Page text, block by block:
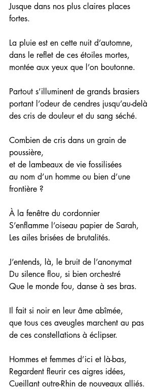
Jusque dans nos plus claires places
fortes.
La pluie est en cette nuit d’automne,
dans le reflet de ces étoiles mortes,
montée aux yeux que l’on boutonne.
Partout s’illuminent de grands brasiers
portant l’odeur de cendres jusqu’au-delà
des cris de douleur et du sang séché.
Combien de cris dans un grain de
poussière,
et de lambeaux de vie fossilisées
au nom d’un homme ou bien d’une
frontière ?
À la fenêtre du cordonnier
S’enflamme l’oiseau papier de Sarah,
Les ailes brisées de brutalités.
J’entends, là, le bruit de l’anonymat
Du silence flou, si bien orchestré
Que le monde fou, danse à ses bras.
Il fait si noir en leur âme abîmée,
que tous ces aveugles marchent au pas
de ces constellations à éclipser.
Hommes et femmes d’ici et là-bas,
Regardent fleurir ces aigres idées,
Cueillant outre-Rhin de nouveaux alliés.